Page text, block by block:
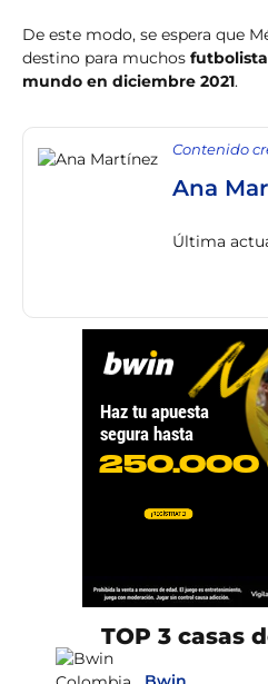
De este modo, se espera que
destino para muchos
mundo en diciembre 2021.
Contenido
Ana
Última
TOP 3 casas